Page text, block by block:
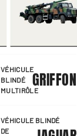
VÉHICULE
BLINDÉ
MULTIRÔLEGRIFFON
VÉHICULE BLINDÉ
DE